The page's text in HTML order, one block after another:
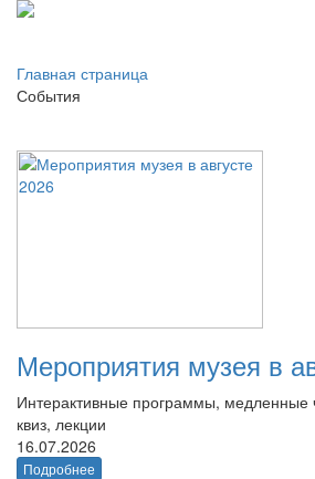
Главная страница
События
Мероприятия музея в
Интерактивные программы, медленные
квиз, лекции
16.07.2026
Подробнее